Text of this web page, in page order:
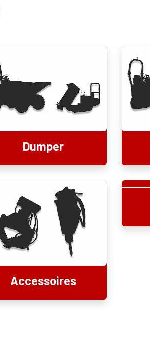
Dumper
Accessoires